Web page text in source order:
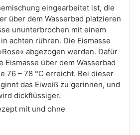
eingearbeitet ist, die
über dem Wasserbad platzieren
ununterbrochen mit einem
achten rühren. Die Eismasse
abgezogen werden. Dafür
Eismasse über dem Wasserbad
76 – 78 °C erreicht. Bei dieser
das Eiweiß zu gerinnen, und
dickflüssiger.